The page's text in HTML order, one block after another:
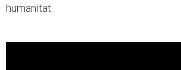
humanitat.